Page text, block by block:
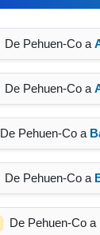
De Pehuen-Co a
De Pehuen-Co a
De Pehuen-Co a
De Pehuen-Co a
De Pehuen-Co a